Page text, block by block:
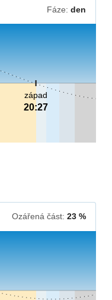
Fáze: den
západ
20:27
Ozářená část: 23 %